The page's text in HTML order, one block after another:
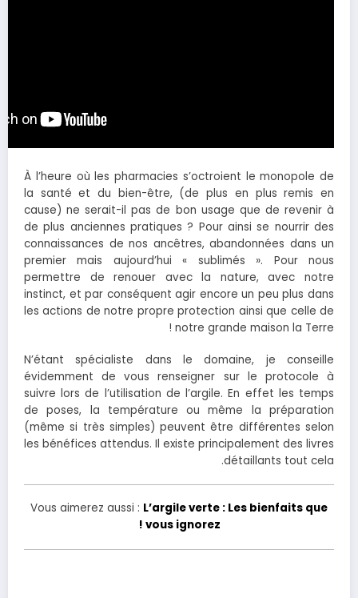
À l’heure où les pharmacies s’octroient le monopole de
la santé et du bien-être, (de plus en plus remis en
cause) ne serait-il pas de bon usage que de revenir à
de plus anciennes pratiques ? Pour ainsi se nourrir des
connaissances de nos ancêtres, abandonnées dans un
premier mais aujourd’hui « sublimés ». Pour nous
permettre de renouer avec la nature, avec notre
instinct, et par conséquent agir encore un peu plus dans
les actions de notre propre protection ainsi que celle de
notre grande maison la Terre !
N’étant spécialiste dans le domaine, je conseille
évidemment de vous renseigner sur le protocole à
suivre lors de l’utilisation de l’argile. En effet les temps
de poses, la température ou même la préparation
(même si très simples) peuvent être différentes selon
les bénéfices attendus. Il existe principalement des livres
détaillants tout cela.
Vous aimerez aussi : L’argile verte : Les bienfaits que
vous ignorez !